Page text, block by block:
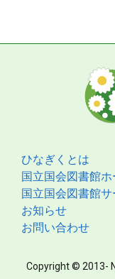
ひなぎくとは
国立国会図書館
国立国会図書館サ
お知らせ
お問い合わせ
Copyright © 2013-